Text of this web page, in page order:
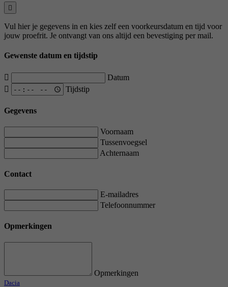
Vul hier je gegevens in en kies zelf een voorkeursdatum en tijd voor
jouw proefrit. Je ontvangt van ons altijd een bevestiging per mail.
Gewenste datum en tijdstip
Datum
Tijdstip
Gegevens
Voornaam
Tussenvoegsel
Achternaam
Contact
E-mailadres
Telefoonnummer
Opmerkingen
Opmerkingen
Dacia